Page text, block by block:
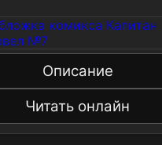
Описание
Читать онлайн